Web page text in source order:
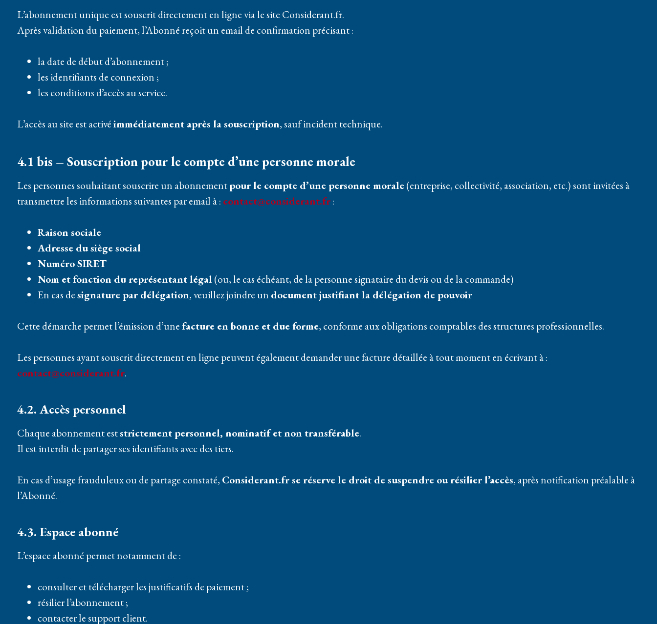
L’abonnement unique est souscrit directement en ligne via le site Considerant.fr.
Après validation du paiement, l’Abonné reçoit un email de confirmation précisant :
la date de début d’abonnement ;
les identifiants de connexion ;
les conditions d’accès au service.
L’accès au site est activéimmédiatement après la souscription, sauf incident technique.
4.1 bis – Souscription pour le compte d’une personne morale
Les personnes souhaitant souscrire un abonnementpour le compte d’une personne morale(entreprise, collectivité, association, etc.) sont invitées à
transmettre les informations suivantes par email à : contact@considerant.fr:
Raison sociale
Adresse du siège social
Numéro SIRET
Nom et fonction du représentant légal (ou, le cas échéant, de la personne signataire du devis ou de la commande)
En cas designature par délégation, veuillez joindre un document justifiant la délégation de pouvoir
Cette démarche permet l’émission d’unefacture en bonne et due forme, conforme aux obligations comptables des structures professionnelles.
Les personnes ayant souscrit directement en ligne peuvent également demander une facture détaillée à tout moment en écrivant à :
contact@considerant.fr.
4.2. Accès personnel
Chaque abonnement eststrictement personnel, nominatif et non transférable.
Il est interdit de partager ses identifiants avec des tiers.
En cas d’usage frauduleux ou de partage constaté, Considerant.fr se réserve le droit de suspendre ou résilier l’accès, après notification préalable à
l’Abonné.
4.3. Espace abonné
L’espace abonné permet notamment de :
consulter et télécharger les justificatifs de paiement ;
résilier l’abonnement ;
contacter le support client.